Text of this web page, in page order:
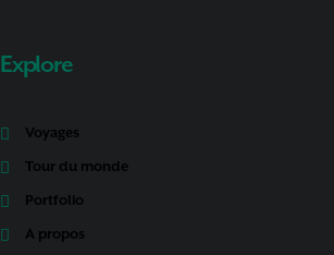
Explore
Voyages
Tour du monde
Portfolio
A propos